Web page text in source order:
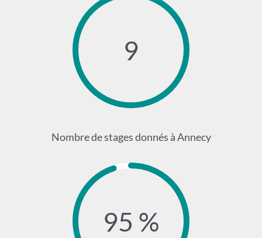
9
Nombre de stages donnés à Annecy
95 %